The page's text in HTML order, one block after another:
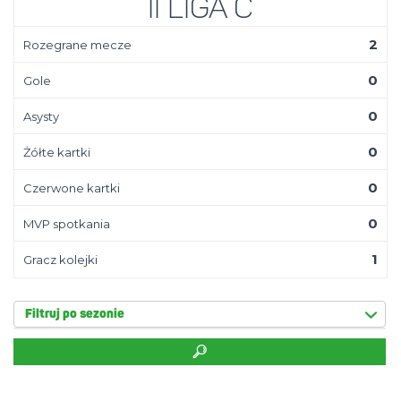
II Liga C
Rozegrane mecze 2
Gole 0
Asysty 0
Żółte kartki 0
Czerwone kartki 0
MVP spotkania 0
Gracz kolejki 1
Filtruj po sezonie